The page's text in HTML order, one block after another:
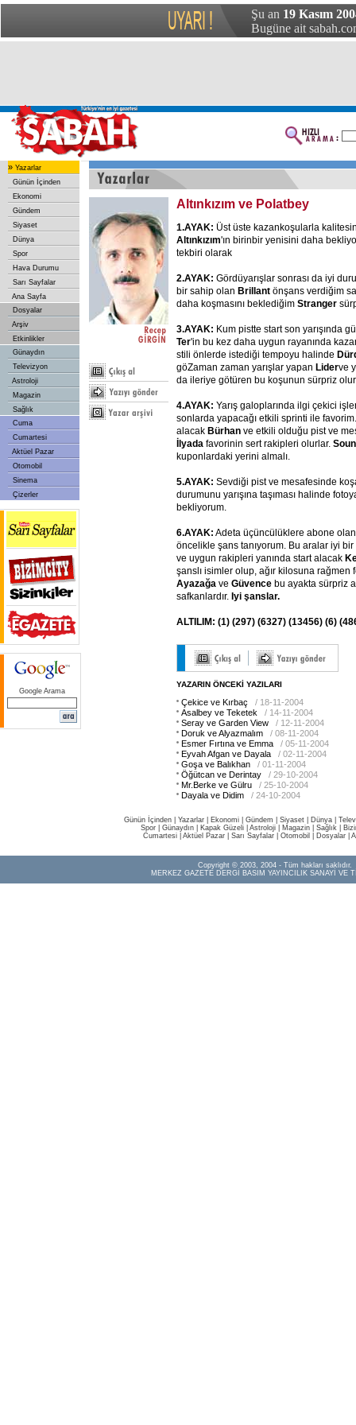
Şu an 19 Kasım
Bugüne ait
» Yazarlar
Günün İçinden
Ekonomi
Gündem
Siyaset
Dünya
Spor
Hava Durumu
Sarı Sayfalar
Ana Sayfa
Dosyalar
Arşiv
Etkinlikler
Günaydın
Televizyon
Astroloji
Magazin
Sağlık
Cuma
Cumartesi
Aktüel Pazar
Otomobil
Sinema
Çizerler
Google Arama
Altınkızım ve Polatbey
1.AYAK: Üst üste kazankoşularla
Altınkızım'ın birinbir yenisini daha
tekbiri olarak
2.AYAK: Gördüyarışlar sonrası da iyi
bir sahip olan Brillant önşans verdiğim
daha koşmasını beklediğim Stranger
3.AYAK: Kum pistte start son yarışında
Ter'in bu kez daha uygun rayanında
stili önlerde istediği tempoyu halinde
göZaman zaman yarışlar yapan Liderve
da ileriye götüren bu koşunun sürpriz
4.AYAK: Yarış galoplarında ilgi çekici
sonlarda yapacağı etkili sprinti ile
alacak Bürhan ve etkili olduğu pist ve
İlyada favorinin sert rakipleri olurlar.
kuponlardaki yerini almalı.
5.AYAK: Sevdiği pist ve mesafesinde
durumunu yarışına taşıması halinde
bekliyorum.
6.AYAK: Adeta üçüncülüklere abone
öncelikle şans tanıyorum. Bu aralar iyi
ve uygun rakipleri yanında start alacak
şanslı isimler olup, ağır kilosuna
Ayazağa ve Güvence bu ayakta sürpriz
safkanlardır. Iyi şanslar.
ALTILIM: (1) (297) (6327) (13456) (6)
YAZARIN ÖNCEKİ YAZILARI
Çekice ve Kırbaç
/ 18-11-2004
Asalbey ve Teketek
/ 14-11-2004
Seray ve Garden View
/ 12-11-2004
Doruk ve Alyazmalım
/ 08-11-2004
Esmer Fırtına ve Emma
/ 05-11-2004
Eyvah Afgan ve Dayala
/ 02-11-2004
Goşa ve Balıkhan
/ 01-11-2004
Öğütcan ve Derintay
/ 29-10-2004
Mr.Berke ve Gülru
/ 25-10-2004
Dayala ve Didim
/ 24-10-2004
Günün İçinden Yazarlar Ekonomi Gündem Siyaset Dünya |
Spor
Günaydın Kapak Güzeli Astroloji Magazin Sağlık
Cumartesi| Aktüel Pazar| Sarı Sayfalar| Otomobil Dosyalar|
Copyright © 2003, 2004 - Tüm hakları saklıdır.
MERKEZ GAZETE DERGİ BASIM YAYINCILIK SANAYİ VE